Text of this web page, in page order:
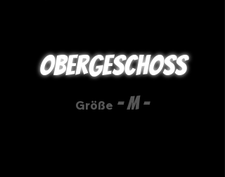
Obergeschoss
Größe - M -